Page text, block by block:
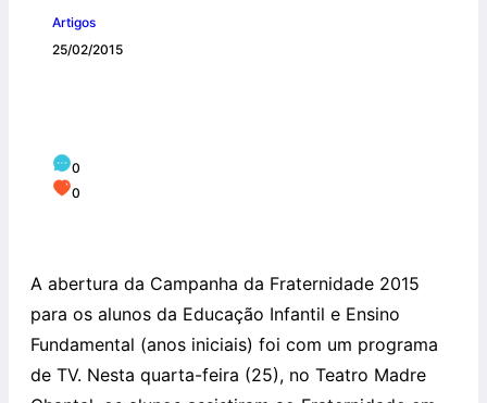
Artigos
25/02/2015
0
0
A abertura da Campanha da Fraternidade 2015
para os alunos da Educação Infantil e Ensino
Fundamental (anos iniciais) foi com um programa
de TV. Nesta quarta-feira (25), no Teatro Madre